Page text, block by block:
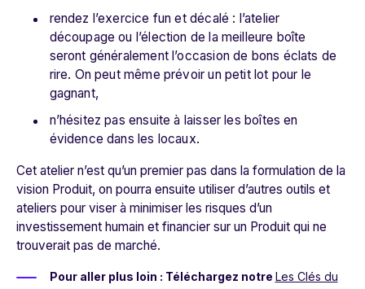
rendez l’exercice fun et décalé : l’atelier
découpage ou l’élection de la meilleure boîte
seront généralement l’occasion de bons éclats de
rire. On peut même prévoir un petit lot pour le
gagnant,
n’hésitez pas ensuite à laisser les boîtes en
évidence dans les locaux.
Cet atelier n’est qu’un premier pas dans la formulation de la
vision Produit, on pourra ensuite utiliser d’autres outils et
ateliers pour viser à minimiser les risques d’un
investissement humain et financier sur un Produit qui ne
trouverait pas de marché.
Pour aller plus loin : Téléchargez notre Les Clés du